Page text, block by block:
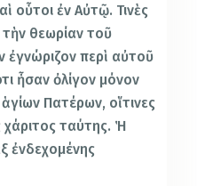
οὗτοι ἐν Αὐτῷ. Τινὲς
θεωρίαν τοῦ
περὶ αὐτοῦ
ἦσαν ὀλίγον μόνον
Πατέρων, οἵτινες
χάριτος ταύτης. Ἡ
ἐνδεχομένης